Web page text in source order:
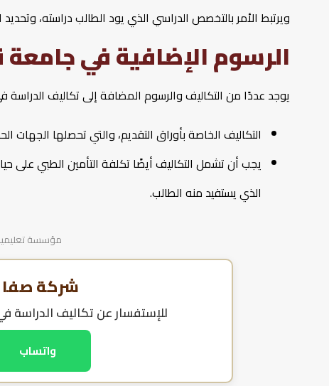
ويرتبط الأمر بالتخصص الدراسي الذي يود الطالب دراسته،
الرسوم الإضافية في جامعة
يوجد عددًا من التكاليف والرسوم المضافة إلى تكاليف
التكاليف الخاصة بأوراق التقديم، والتي تحصلها
يجب أن تشمل التكاليف أيضًا تكلفة التأمين الطبي على
الذي يستفيد منه الطالب.
مؤسسة تعليمية
شركة صفا
للإستفسار عنتكاليف الدراسة
واتساب